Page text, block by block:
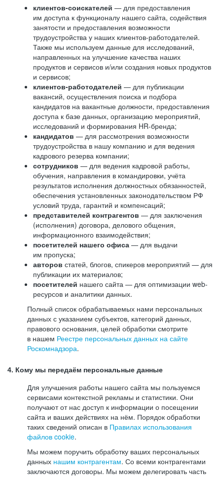
клиентов-соискателей — для предоставления
им доступа к функционалу нашего сайта, содействия
занятости и предоставления возможности
трудоустройства у наших клиентов-работодателей.
Также мы используем данные для исследований,
направленных на улучшение качества наших
продуктов и сервисов и/или создания новых продуктов
и сервисов;
клиентов-работодателей — для публикации
вакансий, осуществления поиска и подбора
кандидатов на вакантные должности, предоставления
доступа к базе данных, организацию мероприятий,
исследований и формирования HR-бренда;
кандидатов — для рассмотрения возможности
трудоустройства в нашу компанию и для ведения
кадрового резерва компании;
сотрудников — для ведения кадровой работы,
обучения, направления в командировки, учёта
результатов исполнения должностных обязанностей,
обеспечения установленных законодательством РФ
условий труда, гарантий и компенсаций;
представителей контрагентов — для заключения
(исполнения) договора, делового общения,
информационного взаимодействия;
посетителей нашего офиса — для выдачи
им пропуска;
авторов статей, блогов, спикеров мероприятий — для
публикации их материалов;
посетителей нашего сайта — для оптимизации web-
ресурсов и аналитики данных.
Полный список обрабатываемых нами персональных
данных с указанием субъектов, категорий данных,
правового основания, целей обработки смотрите
в нашем Реестре персональных данных на сайте
Роскомнадзора.
4. Кому мы передаём персональные данные
Для улучшения работы нашего сайта мы пользуемся
сервисами контекстной рекламы и статистики. Они
получают от нас доступ к информации о посещении
сайта и ваших действиях на нём. Порядок обработки
таких сведений описан в Правилах использования
файлов cookie.
Мы можем поручить обработку ваших персональных
данных нашим контрагентам. Со всеми контрагентами
заключаются договоры. Мы можем делегировать часть